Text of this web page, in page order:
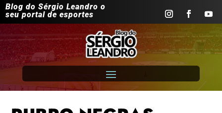
Blog do Sérgio Leandro o
seu portal de esportes